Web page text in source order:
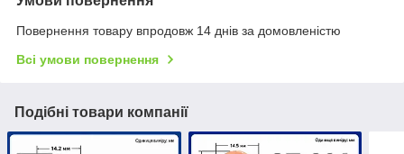
Повернення товару впродовж 14 днів за домовленістю
Всі умови повернення
Подібні товари компанії